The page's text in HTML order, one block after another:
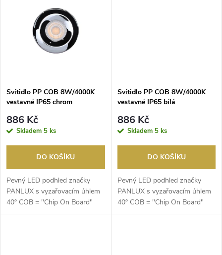
Svítidlo PP COB 8W/4000K
vestavné IP65 chrom
886 Kč
Skladem 5 ks
DO KOŠÍKU
Pevný LED podhled značky
PANLUX s vyzařovacím úhlem
40° COB = "Chip On Board"
Technologie úsporného ...
Svítidlo PP COB 8W/4000K
vestavné IP65 bílá
886 Kč
Skladem 5 ks
DO KOŠÍKU
Pevný LED podhled značky
PANLUX s vyzařovacím úhlem
40° COB = "Chip On Board"
Technologie úsporného ...